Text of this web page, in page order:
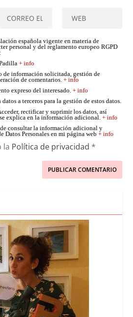
española vigente en materia de
personal y del reglamento europeo RGPD
Padilla+ info
de información solicitada, gestión de
de comentarios.+ info
expreso del interesado.+ info
datos a terceros para la gestión de estos datos.
rectificar y suprimir los datos, así
explica en la información adicional.+ info
consultar la información adicional y
Datos Personales en mi página web+ info
la Política de privacidad *